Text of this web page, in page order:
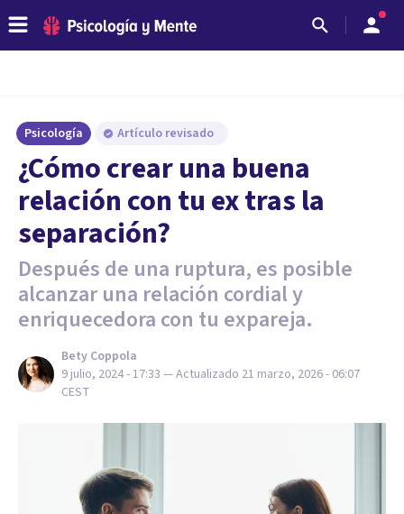
Psicología Artículo revisado
¿Cómo crear una buena
relación con tu ex tras la
separación?
Después de una ruptura, es posible
alcanzar una relación cordial y
enriquecedora con tu expareja.
Bety Coppola
9 julio, 2024 - 17:33 — Actualizado 21 marzo, 2026 - 06:07
CEST